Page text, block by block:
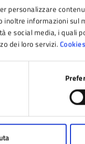
personalizzare
inoltre informazioni sul
e social media, i quali
dei loro servizi.
Valuta da 1 a 5 stelle la
Valuta 4
Valuta 3
Valuta 2 stelle
Valuta 1 stelle su 5